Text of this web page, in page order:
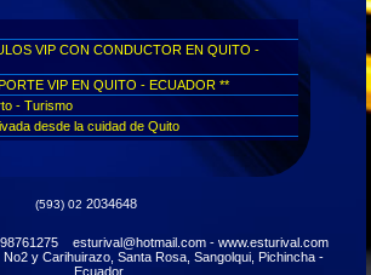
VIP CON CONDUCTOR EN QUITO -
VIP EN QUITO - ECUADOR **
- Turismo
desde la cuidad de Quito
diplomáticas
Quito a todo el Ecuador
para embajadas privado
(593) 02 2034648
esturival@hotmail.com - www.esturival.com
y Carihuirazo, Santa Rosa, Sangolqui, Pichincha -
Ecuador